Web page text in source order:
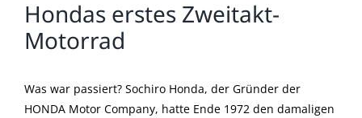
Hondas erstes Zweitakt-
Motorrad
Was war passiert? Sochiro Honda, der Gründer der
HONDA Motor Company, hatte Ende 1972 den damaligen